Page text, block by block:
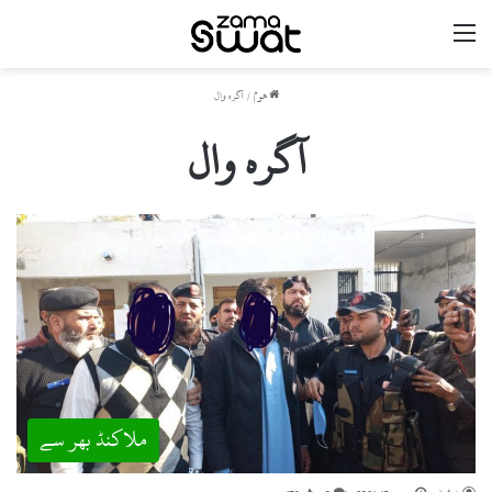
ھوم / آگرہ وال
آگرہ وال
ملاکنڈ بھر سے